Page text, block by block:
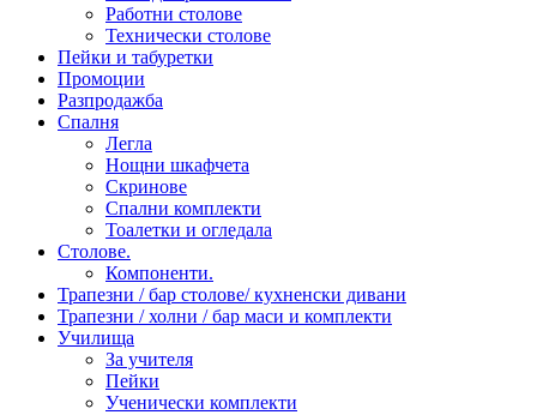
Работни столове
Технически столове
Пейки и табуретки
Промоции
Разпродажба
Спалня
Легла
Нощни шкафчета
Скринове
Спални комплекти
Тоалетки и огледала
Столове.
Компоненти.
Трапезни / бар столове/ кухненски дивани
Трапезни / холни / бар маси и комплекти
Училища
За учителя
Пейки
Ученически комплекти